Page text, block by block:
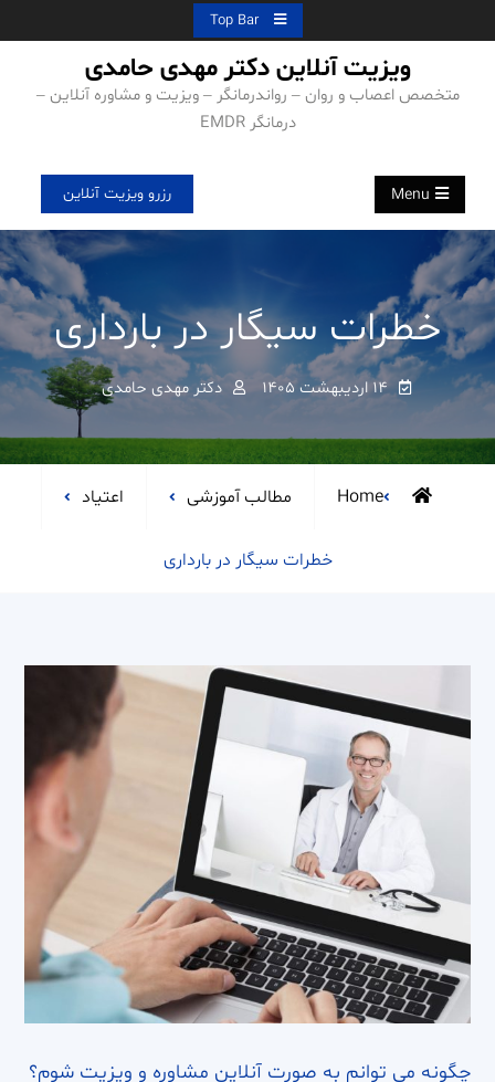
to
Top Bar
ویزیت آنلاین دکتر مهدی حامدی
متخصص اعصاب و روان – رواندرمانگر – ویزیت و مشاوره آنلاین –
درمانگر EMDR
Menu رزرو ویزیت آنلاین
خطرات سیگار در بارداری
۱۴ اردیبهشت ۱۴۰۵ دکتر مهدی حامدی
Home مطالب آموزشی اعتیاد
خطرات سیگار در بارداری
چگونه می توانم به صورت آنلاین مشاوره و ویزیت شوم؟